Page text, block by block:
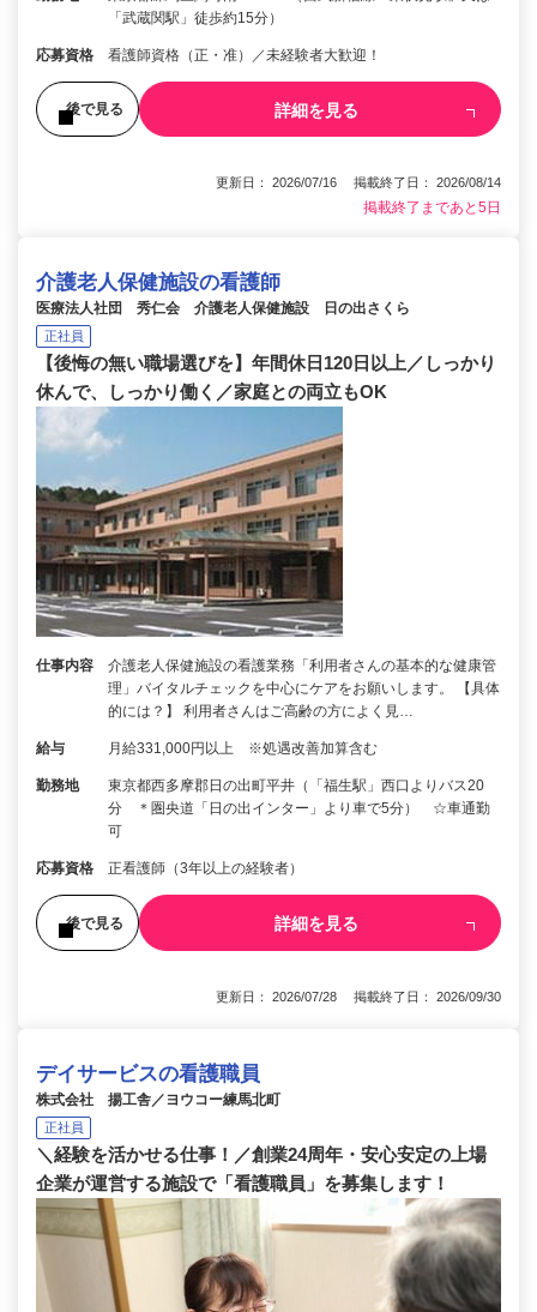
「武蔵関駅」徒歩約15分）
応募資格 看護師資格（正・准）／未経験者大歓迎！
後で見る 詳細を見る
更新日： 2026/07/16 掲載終了日： 2026/08/14
掲載終了まであと5日
介護老人保健施設の看護師
医療法人社団 秀仁会 介護老人保健施設 日の出さくら
正社員
【後悔の無い職場選びを】年間休日120日以上／しっかり
休んで、しっかり働く／家庭との両立もOK
仕事内容
介護老人保健施設の看護業務「利用者さんの基本的な健康管
理」バイタルチェックを中心にケアをお願いします。 【具体
的には？】 利用者さんはご高齢の方によく見…
給与 月給331,000円以上 ※処遇改善加算含む
勤務地
東京都西多摩郡日の出町平井（「福生駅」西口よりバス20
分 ＊圏央道「日の出インター」より車で5分） ☆車通勤
可
応募資格 正看護師（3年以上の経験者）
後で見る 詳細を見る
更新日： 2026/07/28 掲載終了日： 2026/09/30
デイサービスの看護職員
株式会社 揚工舎／ヨウコー練馬北町
正社員
＼経験を活かせる仕事！／創業24周年・安心安定の上場
企業が運営する施設で「看護職員」を募集します！